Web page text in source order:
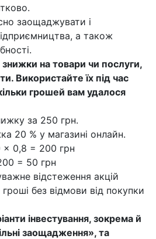
заощаджувати і
а також
знижки на товари чи послуги,
Використайте їх під час
грошей вам удалося
за 250 грн.
20 % у магазині онлайн.
× 0,8 = 200 грн
= 50 грн
відстеження акцій
без відмови від покупки
інвестування, зокрема й
заощадження», та